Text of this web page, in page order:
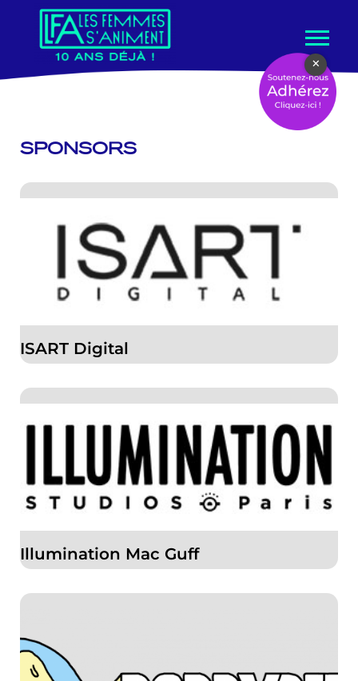
contenu
SPONSORS
ISART Digital
Illumination Mac Guff
×